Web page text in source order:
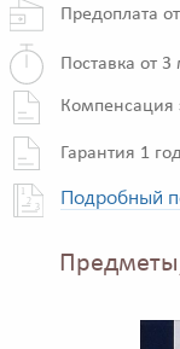
Предоплата
Поставка от
Компенсация
Гарантия 1
Подробный